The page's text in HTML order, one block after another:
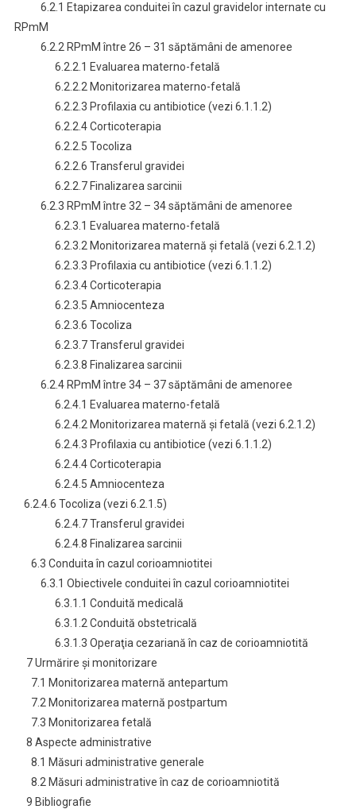
6.2.1 Etapizarea conduitei în cazul gravidelor internate cu
RPmM
6.2.2 RPmM între 26 – 31 săptămâni de amenoree
6.2.2.1 Evaluarea materno-fetală
6.2.2.2 Monitorizarea materno-fetală
6.2.2.3 Profilaxia cu antibiotice (vezi 6.1.1.2)
6.2.2.4 Corticoterapia
6.2.2.5 Tocoliza
6.2.2.6 Transferul gravidei
6.2.2.7 Finalizarea sarcinii
6.2.3 RPmM între 32 – 34 săptămâni de amenoree
6.2.3.1 Evaluarea materno-fetală
6.2.3.2 Monitorizarea maternă şi fetală (vezi 6.2.1.2)
6.2.3.3 Profilaxia cu antibiotice (vezi 6.1.1.2)
6.2.3.4 Corticoterapia
6.2.3.5 Amniocenteza
6.2.3.6 Tocoliza
6.2.3.7 Transferul gravidei
6.2.3.8 Finalizarea sarcinii
6.2.4 RPmM între 34 – 37 săptămâni de amenoree
6.2.4.1 Evaluarea materno-fetală
6.2.4.2 Monitorizarea maternă şi fetală (vezi 6.2.1.2)
6.2.4.3 Profilaxia cu antibiotice (vezi 6.1.1.2)
6.2.4.4 Corticoterapia
6.2.4.5 Amniocenteza
6.2.4.6 Tocoliza (vezi 6.2.1.5)
6.2.4.7 Transferul gravidei
6.2.4.8 Finalizarea sarcinii
6.3 Conduita în cazul corioamniotitei
6.3.1 Obiectivele conduitei în cazul corioamniotitei
6.3.1.1 Conduită medicală
6.3.1.2 Conduită obstetricală
6.3.1.3 Operaţia cezariană în caz de corioamniotită
7 Urmărire şi monitorizare
7.1 Monitorizarea maternă antepartum
7.2 Monitorizarea maternă postpartum
7.3 Monitorizarea fetală
8 Aspecte administrative
8.1 Măsuri administrative generale
8.2 Măsuri administrative în caz de corioamniotită
9 Bibliografie